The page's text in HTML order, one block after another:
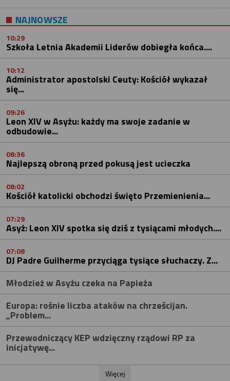
NAJNOWSZE
10:29
Szkoła Letnia Akademii Liderów dobiegła końca....
10:12
Administrator apostolski Ceuty: Kościół wykazał
się...
09:26
Leon XIV w Asyżu: każdy ma swoje zadanie w
odbudowie...
08:36
Najlepszą obroną przed pokusą jest ucieczka
08:02
Kościół katolicki obchodzi święto Przemienienia...
07:29
Asyż: Leon XIV spotka się dziś z tysiącami młodych....
07:08
DJ Padre Guilherme przyciąga tysiące słuchaczy. Z...
Młodzież w Asyżu czeka na Papieża
Europa: rośnie liczba ataków na chrześcijan.
„Problem...
Przewodniczący KEP wdzięczny rządowi RP za
inicjatywę...
Więcej